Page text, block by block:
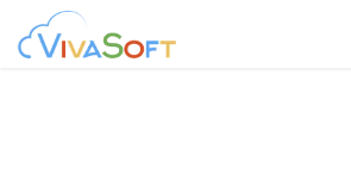
Se rendre au contenu